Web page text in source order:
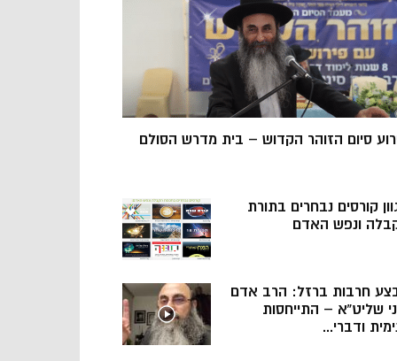
סיום הזוהר הקדוש – בית מדרש הסולם
קורסים נבחרים בתורת
ונפש האדם
חרבות ברזל: הרב אדם
שליט”א – התייחסות
ודברי...